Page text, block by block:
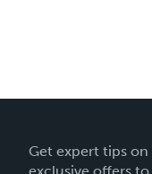
Get expert tips